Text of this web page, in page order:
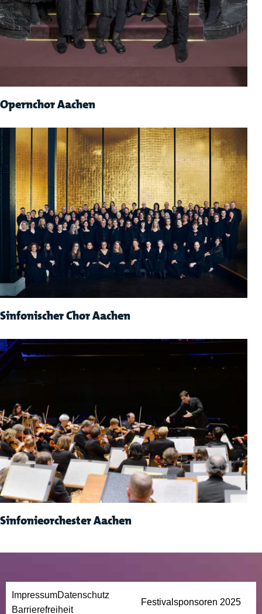
Opernchor Aachen
Sinfonischer Chor Aachen
Sinfonieorchester Aachen
Festivalsponsoren 2025
ImpressumDatenschutz
Barrierefreiheit